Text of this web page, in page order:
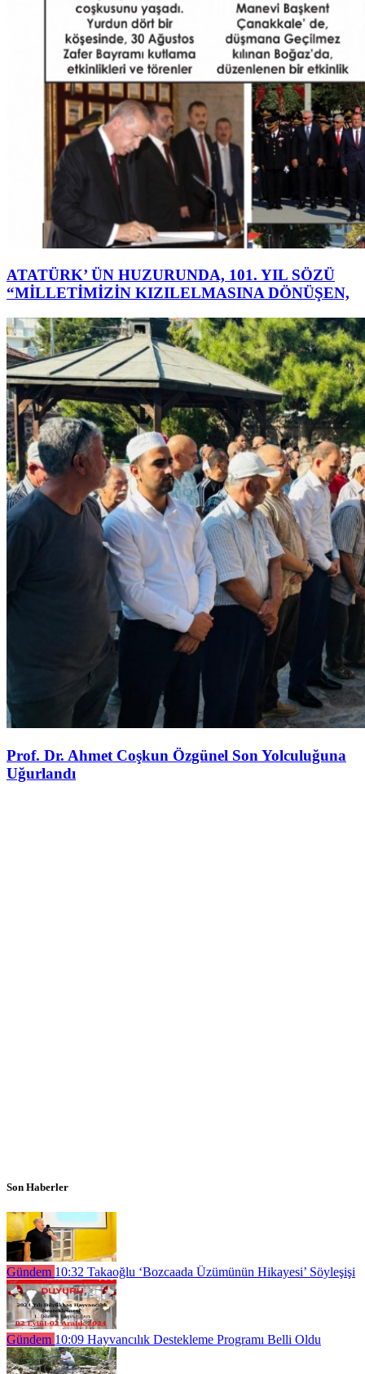
ATATÜRK’ ÜN HUZURUNDA, 101. YIL SÖZÜ
“MİLLETİMİZİN KIZILELMASINA DÖNÜŞEN,
Prof. Dr. Ahmet Coşkun Özgünel Son Yolculuğuna
Uğurlandı
Son Haberler
Gündem 10:32 Takaoğlu ‘Bozcaada Üzümünün Hikayesi’ Söyleşişi
Gündem 10:09 Hayvancılık Destekleme Programı Belli Oldu